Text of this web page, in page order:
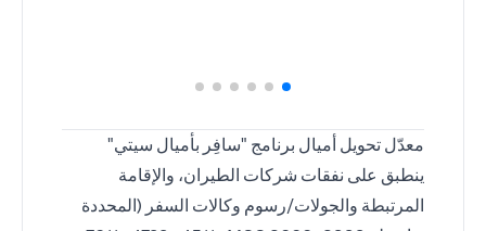
معدّل تحويل أميال برنامج "سافِر بأميال سيتي"
ينطبق على نفقات شركات الطيران، والإقامة
المرتبطة والجولات/رسوم وكالات السفر (المحددة